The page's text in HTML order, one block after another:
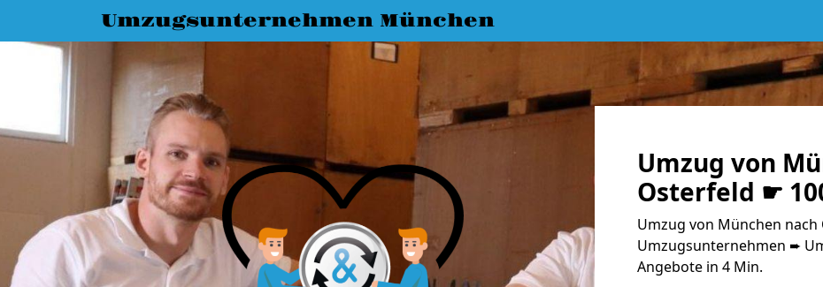
Umzugsunternehmen München
Umzug von
Osterfeld ☛
Umzug von München nach
Umzugsunternehmen ➨
Angebote in 4 Min.